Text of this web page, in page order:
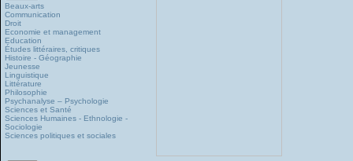
Beaux-arts
Communication
Droit
Economie et management
Education
Études littéraires, critiques
Histoire - Géographie
Jeunesse
Linguistique
Littérature
Philosophie
Psychanalyse – Psychologie
Sciences et Santé
Sciences Humaines - Ethnologie -
Sociologie
Sciences politiques et sociales